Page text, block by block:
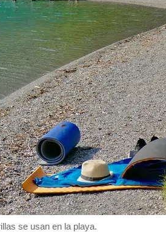
se usan en la playa.